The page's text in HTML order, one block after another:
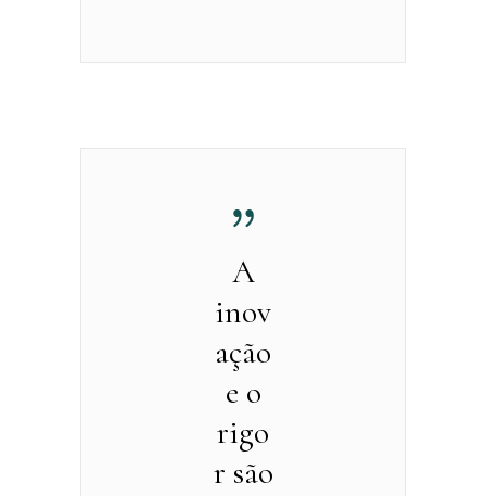
A
inov
ação
e o
rigo
r são